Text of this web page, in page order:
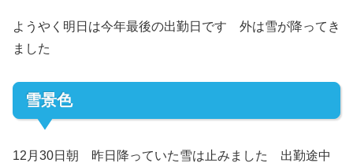
ようやく明日は今年最後の出勤日です 外は雪が降ってき
ました
雪景色
12月30日朝 昨日降っていた雪は止みました 出勤途中